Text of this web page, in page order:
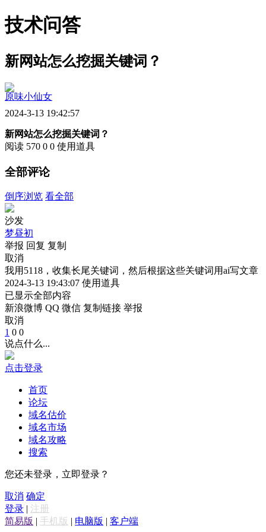
技术问答
新网站怎么挖掘关键词？
原味小仙女
2024-3-13 19:42:57
新网站怎么挖掘关键词？
阅读 570 0 0 使用道具
全部评论
倒序浏览 看全部
沙发
梦昼初
举报 回复 复制
取消
我用5118，收集长尾关键词，然后根据这些关键词用ai写文章
2024-3-13 19:43:07 使用道具
已显示全部内容
新浪微博 QQ 微信 复制链接 举报
取消
1 0 0
说点什么...
点击登录
首页
论坛
域名估价
域名市场
域名攻略
搜索
您还未登录，立即登录？
取消 确定
登录 | 注册
简易版 | 手机版 | 电脑版 | 客户端